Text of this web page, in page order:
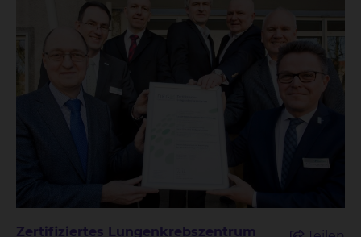
Meilenstein auf dem Weg zur Zentralklinik.“ Der
Umzug von der Kinderklinik werde jedoch –
aufgrund der aktuellen Situation – in den Herbst
verschoben. Dr. Goepfert betont: „Die obere Etage
des Gebäudes wird bis auf Weiteres für alle
Eventualitäten freigehalten.“ In den zwei unteren
Ebenen eröffnet hingegen die Lungenklinik nach
nur einem Tag Umzugszeit. Neben der
pneumologischen Ambulanz befindet sich im
Erdgeschoss unter anderem eine dezentrale
Bronchoskopieabteilung mit zwei modernen
Zertifiziertes Lungenkrebszentrum